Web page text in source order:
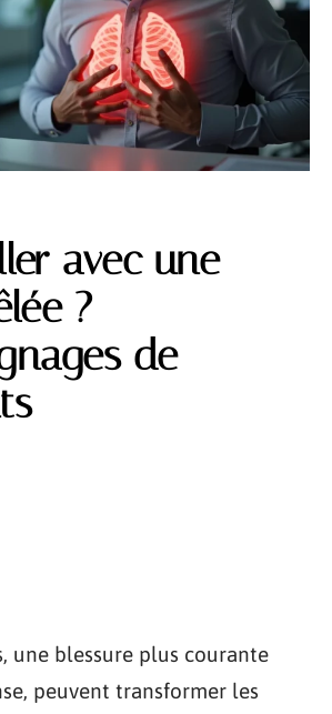
avec une
?
de
une blessure plus courante
peuvent transformer les